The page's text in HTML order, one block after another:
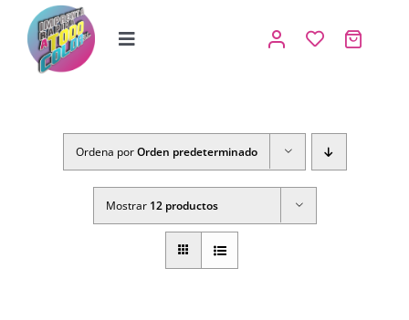
Saltar
contenido
Toggle
Tienda
IMPRENTA
COPISTERIA
REGALOS PERSONALIZADOS
Ordena porOrden predeterminado
Mostrar 12 productos